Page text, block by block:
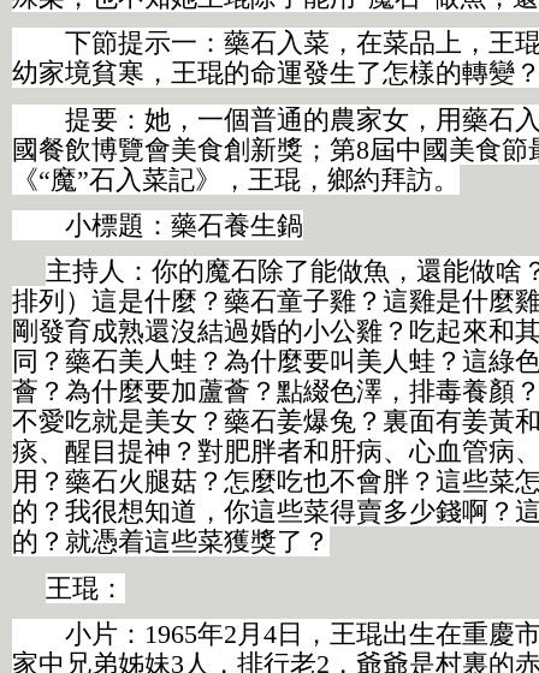
下節提示一：藥石入菜，在菜品上，王
幼家境貧寒，王琨的命運發生了怎樣的轉變
提要：她，一個普通的農家女，用藥石
國餐飲博覽會美食創新獎；第8屆中國美食節
《“魔”石入菜記》，王琨，鄉約拜訪。
小標題：藥石養生鍋
主持人：你的魔石除了能做魚，還能做啥
排列）這是什麼？藥石童子雞？這雞是什麼
剛發育成熟還沒結過婚的小公雞？吃起來和
同？藥石美人蛙？為什麼要叫美人蛙？這綠
薈？為什麼要加蘆薈？點綴色澤，排毒養顏
不愛吃就是美女？藥石姜爆兔？裏面有姜黃
痰、醒目提神？對肥胖者和肝病、心血管病
用？藥石火腿菇？怎麼吃也不會胖？這些菜
的？我很想知道，你這些菜得賣多少錢啊？
的？就憑着這些菜獲獎了？
王琨：
小片：1965年2月4日，王琨出生在重慶
家中兄弟姊妹3人，排行老2，爺爺是村裏的